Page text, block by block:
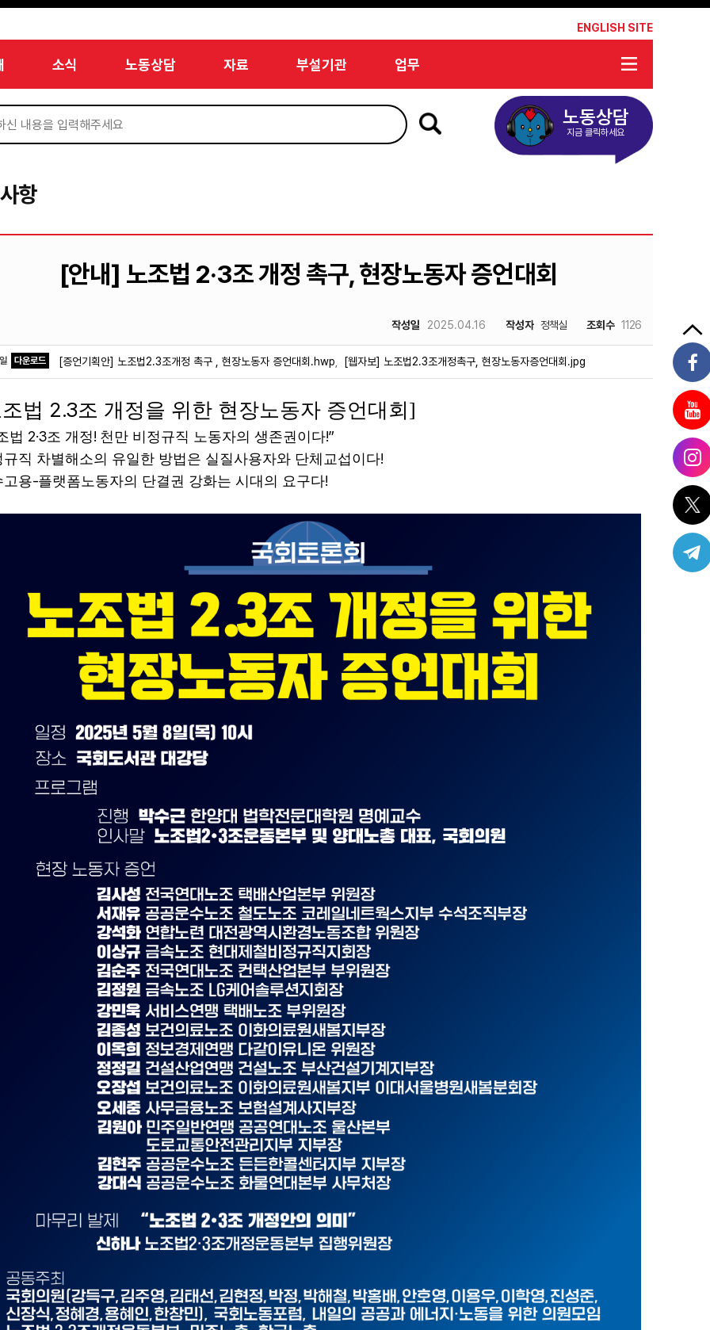
ENGLISH SITE
소식 노동상담 자료 부설기관 업무
노동상담
지금 클릭하세요
항
[안내] 노조법 2·3조 개정 촉구, 현장노동자 증언대회
작성일 2025.04.16 작성자 정책실 조회수 1126
다운로드 [증언기획안] 노조법2.3조개정 촉구 , 현장노동자 증언대회.hwp [웹자보] 노조법2.3조개정촉구, 현장노동자증언대회.jpg
법 2.3조 개정을 위한 현장노동자 증언대회]
법 2·3조 개정! 천만 비정규직 노동자의 생존권이다!”
규직 차별해소의 유일한 방법은 실질사용자와 단체교섭이다!
고용-플랫폼노동자의 단결권 강화는 시대의 요구다!